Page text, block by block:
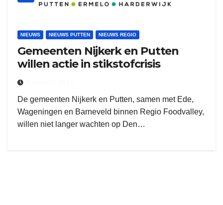
NIEUWS NIEUWS PUTTEN NIEUWS REGIO
Gemeenten Nijkerk en Putten
willen actie in stikstofcrisis
De gemeenten Nijkerk en Putten, samen met Ede,
Wageningen en Barneveld binnen Regio Foodvalley,
willen niet langer wachten op Den…